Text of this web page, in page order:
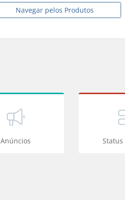
Navegar pelos Produtos
Anúncios Status